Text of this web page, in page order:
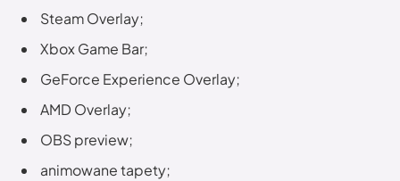
Steam Overlay;
Xbox Game Bar;
GeForce Experience Overlay;
AMD Overlay;
OBS preview;
animowane tapety;